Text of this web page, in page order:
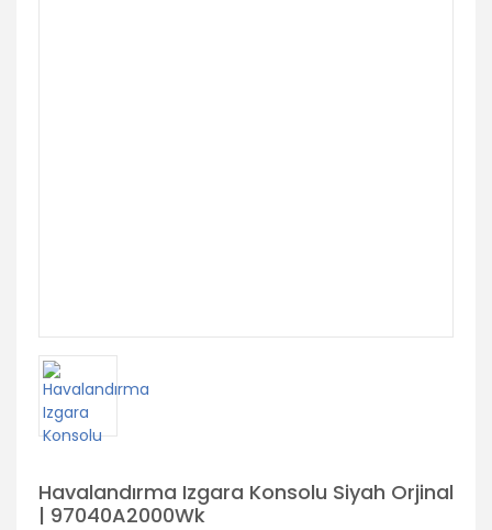
Havalandırma Izgara Konsolu Siyah Orjinal
| 97040A2000Wk